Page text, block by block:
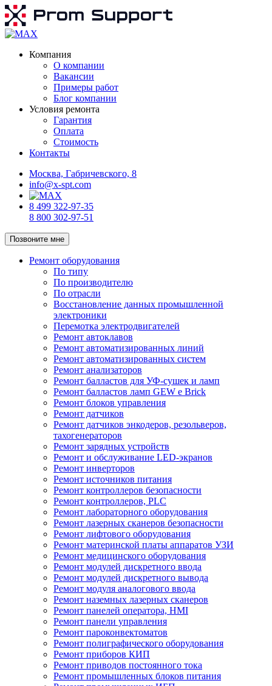
Компания
О компании
Вакансии
Примеры работ
Блог компании
Условия ремонта
Гарантия
Оплата
Стоимость
Контакты
Москва, Габричевского, 8
info@x-spt.com
8 499 322-97-35
8 800 302-97-51
Позвоните мне
Ремонт оборудования
По типу
По производителю
По отрасли
Восстановление данных промышленной
электроники
Перемотка электродвигателей
Ремонт автоклавов
Ремонт автоматизированных линий
Ремонт автоматизированных систем
Ремонт анализаторов
Ремонт балластов для УФ-сушек и ламп
Ремонт балластов ламп GEW e Brick
Ремонт блоков управления
Ремонт датчиков
Ремонт датчиков энкодеров, резольверов,
тахогенераторов
Ремонт зарядных устройств
Ремонт и обслуживание LED-экранов
Ремонт инверторов
Ремонт источников питания
Ремонт контроллеров безопасности
Ремонт контроллеров, PLC
Ремонт лабораторного оборудования
Ремонт лазерных сканеров безопасности
Ремонт лифтового оборудования
Ремонт материнской платы аппаратов УЗИ
Ремонт медицинского оборудования
Ремонт модулей дискретного ввода
Ремонт модулей дискретного вывода
Ремонт модуля аналогового ввода
Ремонт наземных лазерных сканеров
Ремонт панелей оператора, HMI
Ремонт панели управления
Ремонт пароконвектоматов
Ремонт полиграфического оборудования
Ремонт приборов КИП
Ремонт приводов постоянного тока
Ремонт промышленных блоков питания